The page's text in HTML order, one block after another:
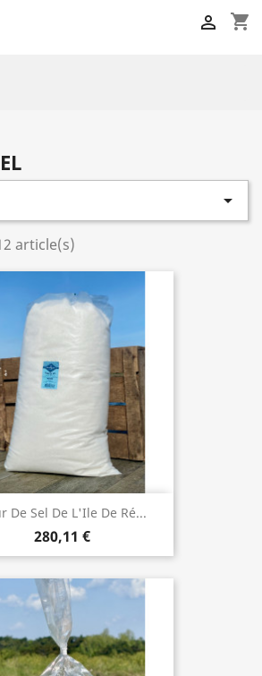
shopping_cart


article(s)
De Sel De L'Ile De Ré...
280,11 €